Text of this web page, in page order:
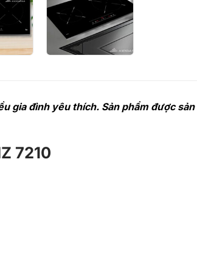
gia đình yêu thích. Sản phẩm được
7210